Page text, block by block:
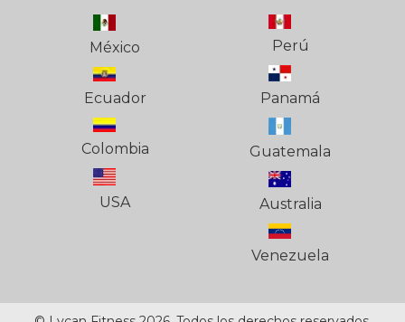
México
Ecuador
Colombia
USA
Perú
Panamá
Guatemala
Australia
Venezuela